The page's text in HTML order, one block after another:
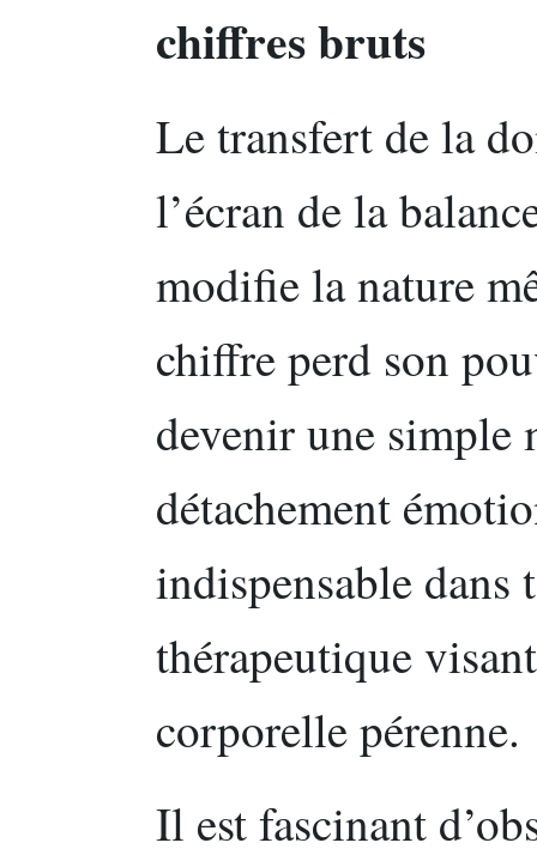
chiffres bruts
Le transfert de la
l’écran de la
modifie la nature
chiffre perd son
devenir une simple
détachement
indispensable dans
thérapeutique
corporelle pérenne.
Il est fascinant